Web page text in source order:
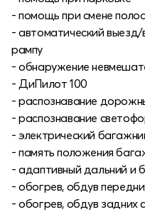
- помощь при смене
- автоматический
рампу
- обнаружение
- ДиПилот 100
- распознавание
- распознавание
- электрический
- память положения
- адаптивный дальний и
- обогрев, обдув
- обогрев, обдув задних